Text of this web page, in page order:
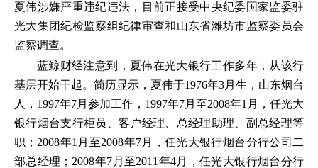
夏伟涉嫌严重违纪违法，目前正接受中央纪委国家监委驻
光大集团纪检监察组纪律审查和山东省潍坊市监察委员会
监察调查。
蓝鲸财经注意到，夏伟在光大银行工作多年，从该行
基层开始干起。简历显示，夏伟于1976年3月生，山东烟台
人，1997年7月参加工作，1997年7月至2008年1月，任光大
银行烟台支行柜员、客户经理、总经理助理、副总经理等
职；2008年1月至2008年7月，任光大银行烟台分行公司二
部总经理；2008年7月至2011年4月，任光大银行烟台分行